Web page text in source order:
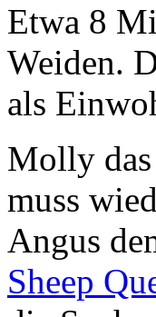
Etwa 8
Weiden.
als
Molly das
muss
Angus
Sheep